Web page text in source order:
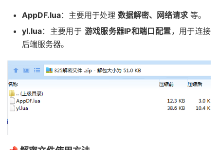
AppDF.lua：主要用于处理 数据解密、网络请求 等。
yl.lua：主要用于 游戏服务器IP和端口配置，用于连接
后端服务器。